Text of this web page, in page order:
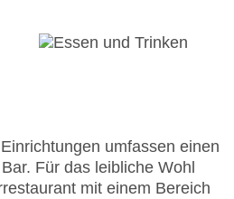
Express, Diners Club,
umfassen einen
Für das leibliche Wohl
mit einem Bereich